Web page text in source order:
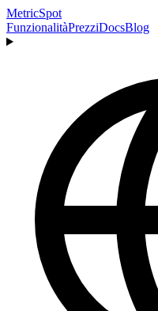
MetricSpot
FunzionalitàPrezziDocsBlog